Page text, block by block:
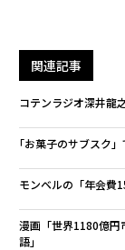
関連記事
コテンラジオ深井龍
｢お菓子のサブスク
モンベルの「年会費
漫画「世界1180億円
語」